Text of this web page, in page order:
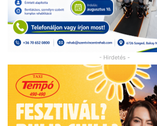
- Hirdetés -